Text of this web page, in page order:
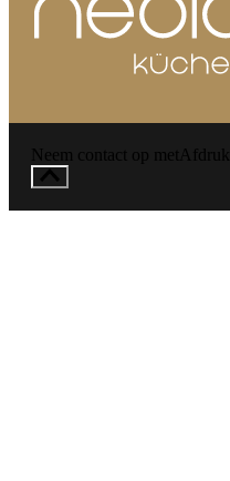
Neem contact op met Afdruk